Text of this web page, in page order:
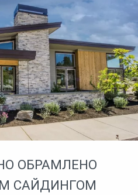
ОБРАМЛЕНО
САЙДИНГОМ